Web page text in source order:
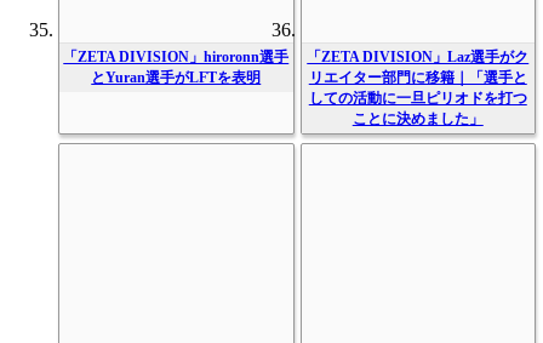
「ZETA DIVISION」hiroronn選手
とYuran選手がLFTを表明
「ZETA DIVISION」Laz選手がク
リエイター部門に移籍｜「選手と
しての活動に一旦ピリオドを打つ
ことに決めました」